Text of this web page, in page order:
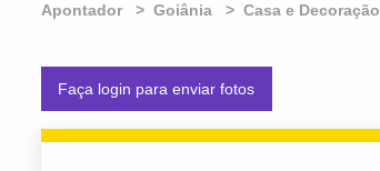
Apontador Goiânia Casa e Decoração
Faça login para enviar fotos